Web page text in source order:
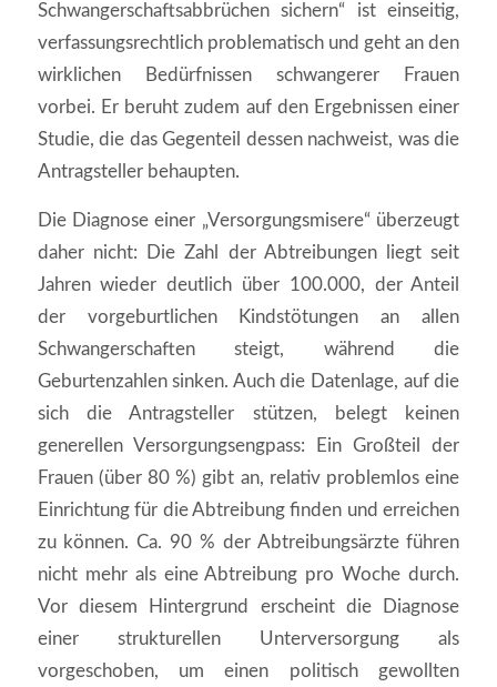
Schwangerschaftsabbrüchen sichern“ ist einseitig,
verfassungsrechtlich problematisch und geht an den
wirklichen Bedürfnissen schwangerer Frauen
vorbei. Er beruht zudem auf den Ergebnissen einer
Studie, die das Gegenteil dessen nachweist, was die
Antragsteller behaupten.
Die Diagnose einer „Versorgungsmisere“ überzeugt
daher nicht: Die Zahl der Abtreibungen liegt seit
Jahren wieder deutlich über 100.000, der Anteil
der vorgeburtlichen Kindstötungen an allen
Schwangerschaften steigt, während die
Geburtenzahlen sinken. Auch die Datenlage, auf die
sich die Antragsteller stützen, belegt keinen
generellen Versorgungsengpass: Ein Großteil der
Frauen (über 80 %) gibt an, relativ problemlos eine
Einrichtung für die Abtreibung finden und erreichen
zu können. Ca. 90 % der Abtreibungsärzte führen
nicht mehr als eine Abtreibung pro Woche durch.
Vor diesem Hintergrund erscheint die Diagnose
einer strukturellen Unterversorgung als
vorgeschoben, um einen politisch gewollten